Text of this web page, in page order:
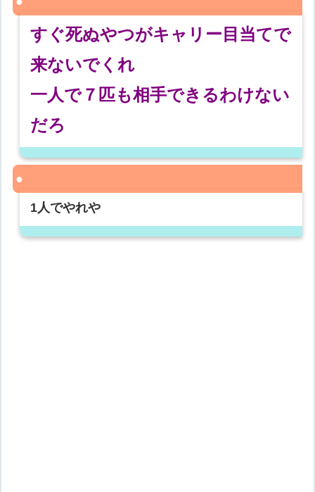
すぐ死ぬやつがキャリー目当てで
来ないでくれ
一人で７匹も相手できるわけない
だろ
1人でやれや